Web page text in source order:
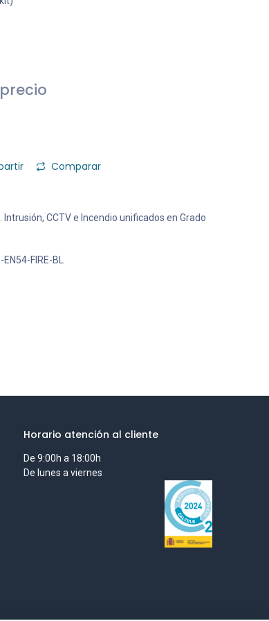
Comparar
CCTV e Incendio unificados en Grado
FIRE-BL
Horario atención al cliente
De 9:00h a 18:00h
De lunes a viernes